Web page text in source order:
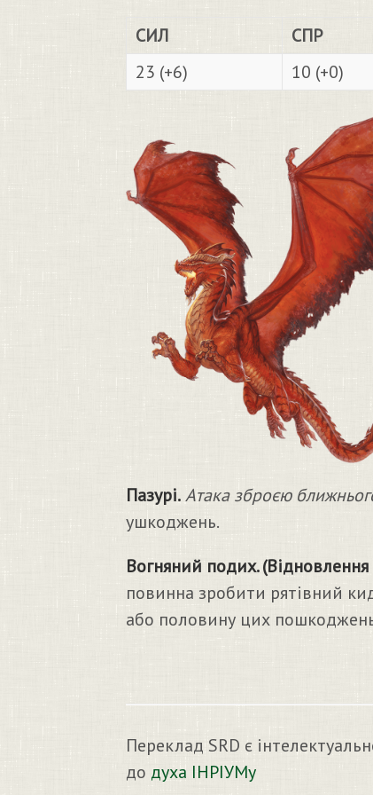
СИЛ СПР
23 (+6)
10 (+0)
Пазурі.Атака зброєю
ушкоджень.
Вогняний подих.
повинна зробити рятівний
або половину цих
Переклад SRD є
до духа ІНРІУМу